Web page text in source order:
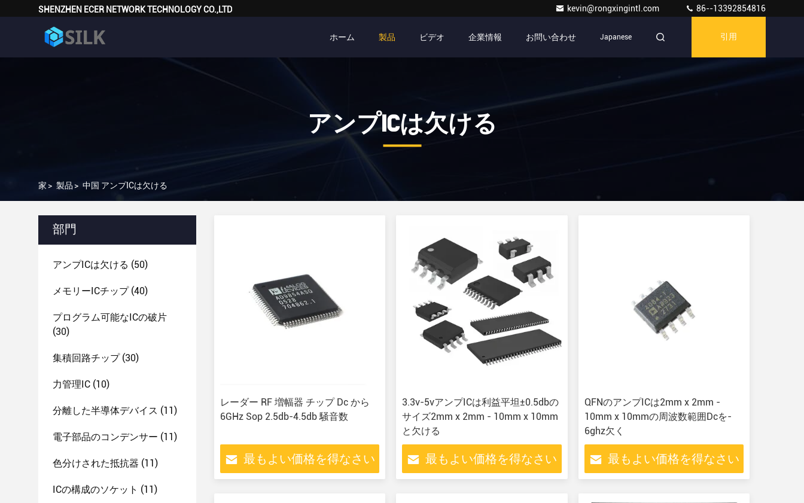
SHENZHEN ECER NETWORK TECHNOLOGY CO.,LTD kevin@rongxingintl.com 86--13392854816
ホーム 製品 ビデオ 企業情報 お問い合わせ Japanese 引用
アンプICは欠ける
家 > 製品 > 中国 アンプICは欠ける
部門
アンプICは欠ける (50)
メモリーICチップ(40)
プログラム可能なICの破片
(30)
集積回路チップ(30)
力管理IC (10)
分離した半導体デバイス (11)
電子部品のコンデンサー (11)
色分けされた抵抗器 (11)
ICの構成のソケット (11)
レーダー RF 増幅器 チップ Dc から
6GHz Sop 2.5db-4.5db 騒音数
最もよい価格を得なさい
3.3v-5vアンプICは利益平坦±0.5dbの
サイズ2mm x 2mm - 10mm x 10mm
と欠ける
最もよい価格を得なさい
QFNのアンプICは2mm x 2mm -
10mm x 10mmの周波数範囲Dcを-
6ghz欠く
最もよい価格を得なさい